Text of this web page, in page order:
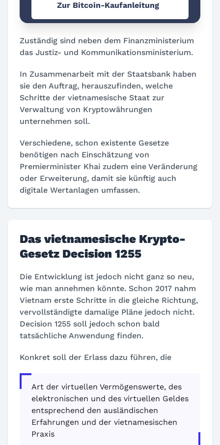
Zur Bitcoin-Kaufanleitung
Zuständig sind neben dem Finanzministerium
das Justiz- und Kommunikationsministerium.
In Zusammenarbeit mit der Staatsbank haben
sie den Auftrag, herauszufinden, welche
Schritte der vietnamesische Staat zur
Verwaltung von Kryptowährungen
unternehmen soll.
Verschiedene, schon existente Gesetze
benötigen nach Einschätzung von
Premierminister Khai zudem eine Veränderung
oder Erweiterung, damit sie künftig auch
digitale Wertanlagen umfassen.
Das vietnamesische Krypto-
Gesetz Decision 1255
Die Entwicklung ist jedoch nicht ganz so neu,
wie man annehmen könnte. Schon 2017 nahm
Vietnam erste Schritte in die gleiche Richtung,
vervollständigte damalige Pläne jedoch nicht.
Decision 1255 soll jedoch schon bald
tatsächliche Anwendung finden.
Konkret soll der Erlass dazu führen, die
Art der virtuellen Vermögenswerte, des
elektronischen und des virtuellen Geldes
entsprechend den ausländischen
Erfahrungen und der vietnamesischen
Praxis